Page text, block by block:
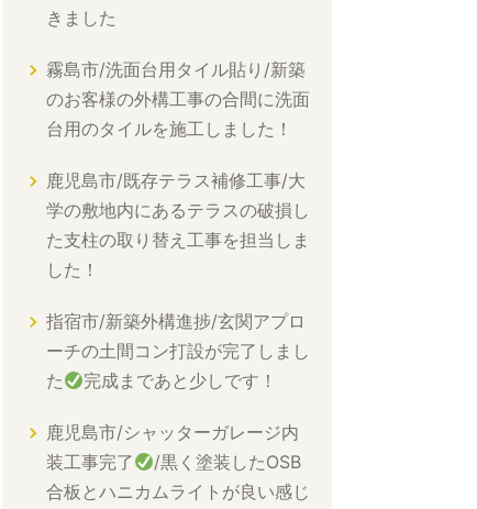
きました
霧島市/洗面台用タイル貼り/新築
のお客様の外構工事の合間に洗面
台用のタイルを施工しました！
鹿児島市/既存テラス補修工事/大
学の敷地内にあるテラスの破損し
た支柱の取り替え工事を担当しま
した！
指宿市/新築外構進捗/玄関アプロ
ーチの土間コン打設が完了しまし
た
完成まであと少しです！
鹿児島市/シャッターガレージ内
装工事完了
/黒く塗装したOSB
合板とハニカムライトが良い感じ